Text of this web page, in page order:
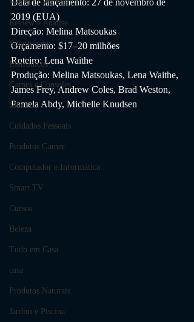
World of Warcraft
Review e Análise
Smartphone
Eletrônicos
Games e Consoles
Monitor
Cuidados Pessoais
Produtos Gamer
Computador e Informática
Smart TV
Cursos
Beleza
Tudo em Casa
casa
Produtos Naturais
Jardim e Piscina
Data de lançamento: 27 de novembro de
2019 (EUA)
Direção: Melina Matsoukas
Orçamento: $17–20 milhões
Roteiro: Lena Waithe
Produção: Melina Matsoukas, Lena Waithe,
James Frey, Andrew Coles, Brad Weston,
Pamela Abdy, Michelle Knudsen